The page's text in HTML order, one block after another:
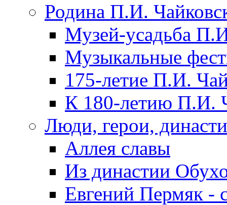
Родина П.И.
Музей-усадьба
Музыкальные
175-летие П.И.
К 180-летию П.И.
Люди, герои,
Аллея славы
Из династии
Евгений Пермяк -